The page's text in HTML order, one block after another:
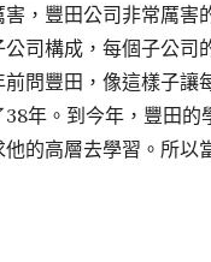
，豐田公司非常厲
司構成，每個子公
問豐田，像這樣子
年。到今年，豐田
的高層去學習。所以